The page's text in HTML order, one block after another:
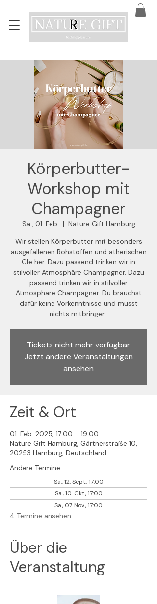
Körperbutter-
Workshop mit
Champagner
Sa., 01. Feb.
  |
Nature Gift Hamburg
Wir stellen Körperbutter mit besonders
ausgefallenen Rohstoffen und ätherischen
Öle her. Dazu passend trinken wir in
stilvoller Atmosphäre Champagner. Dazu
passend trinken wir in stilvoller
Atmosphäre Champagner. Du brauchst
dafür keine Vorkenntnisse und musst
nichts mitbringen.
Tickets nicht mehr verfügbar
Jetzt andere Veranstaltungen
ansehen
Zeit & Ort
01. Feb. 2025, 17:00 – 19:00
Nature Gift Hamburg, Gärtnerstraße 10,
20253 Hamburg, Deutschland
Andere Termine
Sa., 12. Sept., 17:00
Sa., 10. Okt., 17:00
Sa., 07. Nov., 17:00
4 Termine ansehen
Über die
Veranstaltung